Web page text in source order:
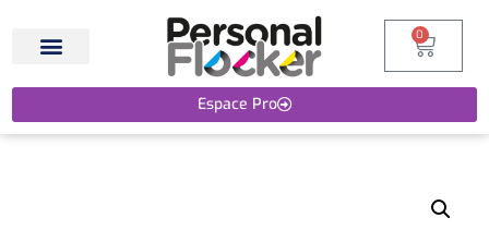
Espace Pro
0